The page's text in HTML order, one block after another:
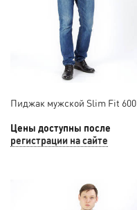
Пиджак мужской Slim Fit
Цены доступны после
регистрации на сайте